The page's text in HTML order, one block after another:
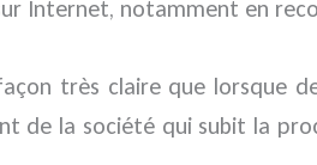
Internet, notamment en
très claire que lorsque
de la société qui subit la